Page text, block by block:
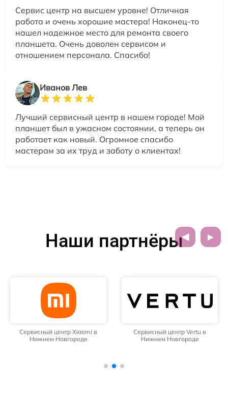
Сервис центр на высшем уровне! Отличная
работа и очень хорошие мастера! Наконец-то
нашел надежное место для ремонта своего
планшета. Очень доволен сервисом и
отношением персонала. Спасибо!
Иванов Лев
Лучший сервисный центр в нашем городе! Мой
планшет был в ужасном состоянии, а теперь он
работает как новый. Огромное спасибо
мастерам за их труд и заботу о клиентах!
Наши партнёры
Сервисный центр Xiaomi в
Нижнем Новгороде
Сервисный центр Vertu в
Нижнем Новгороде